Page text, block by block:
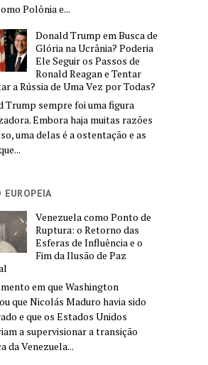
Polônia e...
Donald Trump em Busca de
Glória na Ucrânia? Poderia
Ele Seguir os Passos de
Ronald Reagan e Tentar
a Rússia de Uma Vez por Todas?
Trump sempre foi uma figura
Embora haja muitas razões
uma delas é a ostentação e as
EUROPEIA
Venezuela como Ponto de
Ruptura: o Retorno das
Esferas de Influência e o
Fim da Ilusão de Paz
em que Washington
que Nicolás Maduro havia sido
e que os Estados Unidos
a supervisionar a transição
da Venezuela...